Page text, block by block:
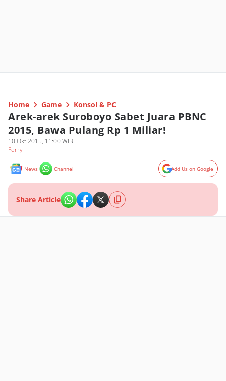
Home Game Konsol & PC
Arek-arek Suroboyo Sabet Juara PBNC
2015, Bawa Pulang Rp 1 Miliar!
10 Okt 2015, 11:00 WIB
Ferry
News Channel Add Us on Google
Share Article